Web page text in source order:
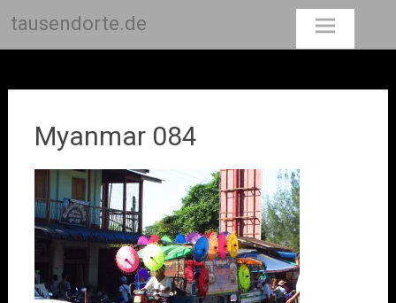
tausendorte.de
Myanmar 084